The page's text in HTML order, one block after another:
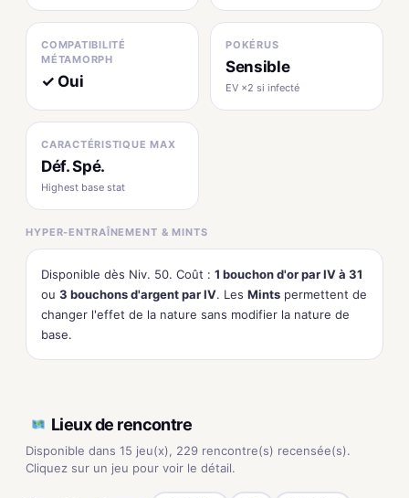
COMPATIBILITÉ
MÉTAMORPH
✓ Oui
POKÉRUS
Sensible
EV ×2 si infecté
CARACTÉRISTIQUE MAX
Déf. Spé.
Highest base stat
HYPER-ENTRAÎNEMENT & MINTS
Disponible dès Niv. 50. Coût : 1 bouchon d'or par IV à 31
ou 3 bouchons d'argent par IV. Les Mints permettent de
changer l'effet de la nature sans modifier la nature de
base.
Lieux de rencontre
Disponible dans 15 jeu(x), 229 rencontre(s) recensée(s).
Cliquez sur un jeu pour voir le détail.